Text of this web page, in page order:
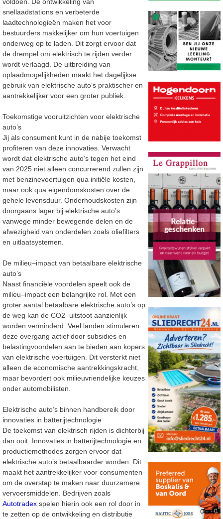
voldoen. De ontwikkeling van
snellaadstations en verbeterde
laadtechnologieën maken het voor
bestuurders makkelijker om hun voertuigen
onderweg op te laden. Dit zorgt ervoor dat
de drempel om elektrisch te rijden verder
wordt verlaagd. De uitbreiding van
oplaadmogelijkheden maakt het dagelijkse
gebruik van elektrische auto’s praktischer en
aantrekkelijker voor een groter publiek.
Toekomstige vooruitzichten voor elektrische
auto’s
Jij als consument kunt in de nabije toekomst
profiteren van deze innovaties. Verwacht
wordt dat elektrische auto’s tegen het eind
van 2025 niet alleen concurrerend zullen zijn
met benzinevoertuigen qua initiële kosten,
maar ook qua eigendomskosten over de
gehele levensduur. Onderhoudskosten zijn
doorgaans lager bij elektrische auto’s
vanwege minder bewegende delen en de
afwezigheid van onderdelen zoals oliefilters
en uitlaatsystemen.
De milieu–impact van betaalbare elektrische
auto’s
Naast financiële voordelen speelt ook de
milieu–impact een belangrijke rol. Met een
groter aantal betaalbare elektrische auto’s op
de weg kan de CO2–uitstoot aanzienlijk
worden verminderd. Veel landen stimuleren
deze overgang actief door subsidies en
belastingvoordelen aan te bieden aan kopers
van elektrische voertuigen. Dit versterkt niet
alleen de economische aantrekkingskracht,
maar bevordert ook milieuvriendelijke keuzes
onder automobilisten.
Elektrische auto’s binnen handbereik door
innovaties in batterijtechnologie
De toekomst van elektrisch rijden is dichterbij
dan ooit. Innovaties in batterijtechnologie en
productiemethodes zorgen ervoor dat
elektrische auto’s betaalbaarder worden. Dit
maakt het aantrekkelijker voor consumenten
om de overstap te maken naar duurzamere
vervoersmiddelen. Bedrijven zoals
Autotradex spelen hierin ook een rol door in
te zetten op de ontwikkeling en distributie